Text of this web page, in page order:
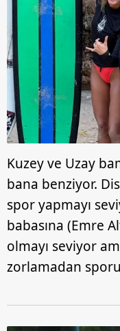
Kuzey ve Uzay
bana benziyor.
spor yapmayı
babasına (Emre
olmayı seviyor
zorlamadan